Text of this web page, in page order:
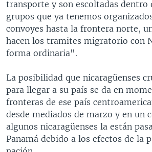
transporte y son escoltadas dentro
grupos que ya tenemos
convoyes hasta la frontera norte,
hacen los tramites migratorio con
forma ordinaria".
La posibilidad que nicaragüenses
para llegar a su país se da en
fronteras de ese país
desde mediados de marzo y en un
algunos nicaragüenses la están
Panamá debido a los efectos de la